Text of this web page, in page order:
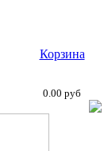
Корзина
0.00 руб